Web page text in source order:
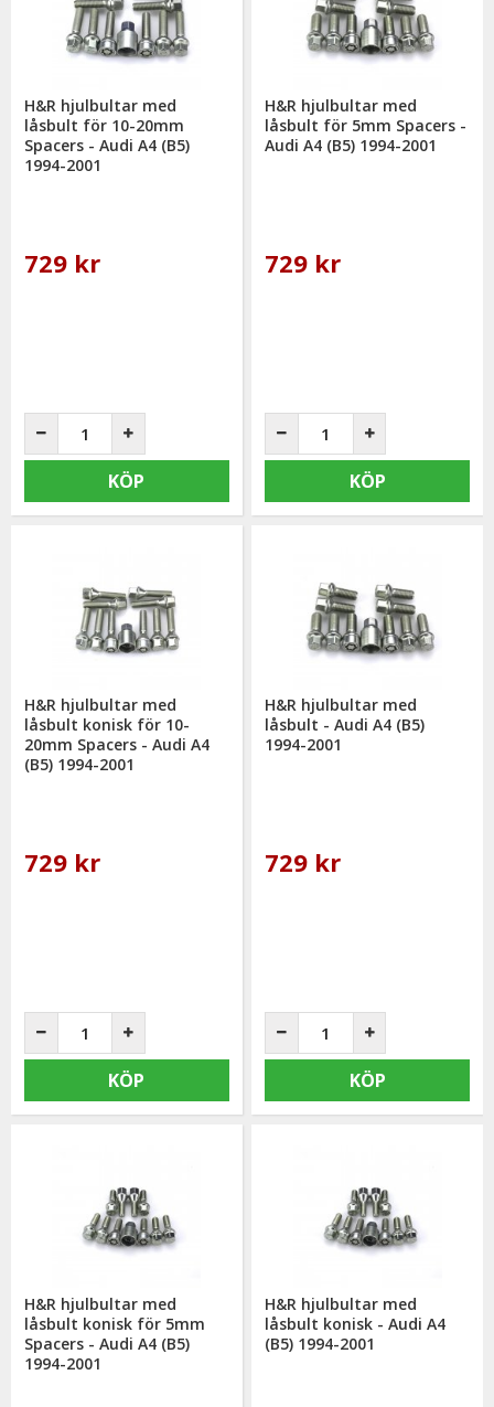
H&R hjulbultar med
låsbult för 10-20mm
Spacers - Audi A4 (B5)
1994-2001
729 kr
KÖP
H&R hjulbultar med
låsbult för 5mm Spacers -
Audi A4 (B5) 1994-2001
729 kr
KÖP
H&R hjulbultar med
låsbult konisk för 10-
20mm Spacers - Audi A4
(B5) 1994-2001
729 kr
KÖP
H&R hjulbultar med
låsbult - Audi A4 (B5)
1994-2001
729 kr
KÖP
H&R hjulbultar med
låsbult konisk för 5mm
Spacers - Audi A4 (B5)
1994-2001
H&R hjulbultar med
låsbult konisk - Audi A4
(B5) 1994-2001